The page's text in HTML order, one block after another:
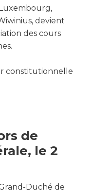
devient
des cours
constitutionnelle
de
le 2
Duché de